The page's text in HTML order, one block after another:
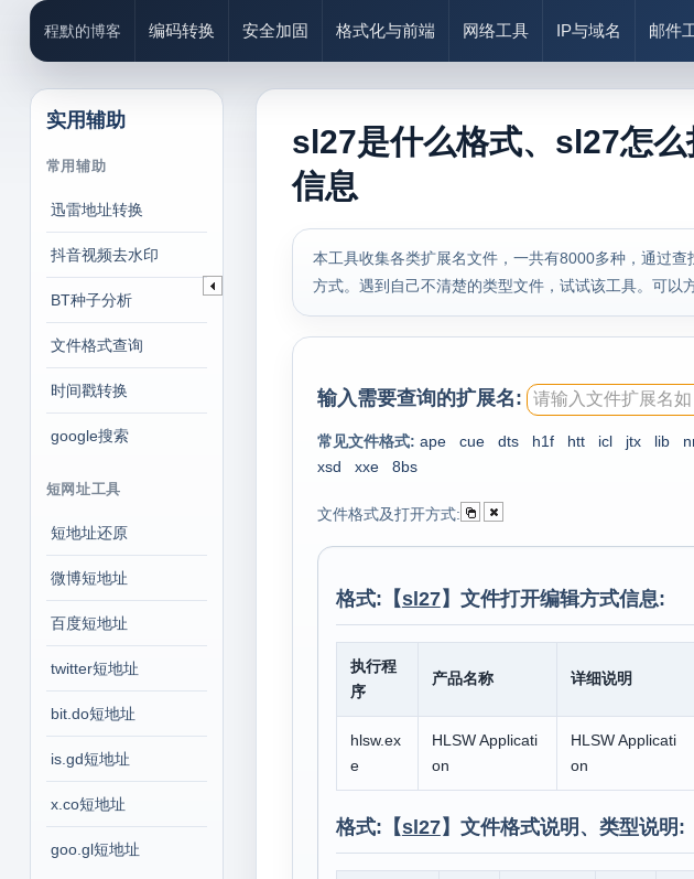
程默的博客 编码转换 安全加固 格式化与前端 网络工具 IP与域名 邮件
实用辅助
常用辅助
迅雷地址转换
抖音视频去水印
BT种子分析
文件格式查询
时间戳转换
google搜索
短网址工具
短地址还原
微博短地址
百度短地址
twitter短地址
bit.do短地址
is.gd短地址
x.co短地址
goo.gl短地址
sl27是什么格式、sl27怎
信息
本工具收集各类扩展名文件，一共有8000多种，通过
方式。遇到自己不清楚的类型文件，试试该工具。可以
输入需要查询的扩展名:
常见文件格式: ape cue dts h1f htt icl jtx lib
xsd
xxe 8bs
文件格式及打开方式:
格式:【sl27】文件打开编辑方式信息:
执行程
序
产品名称 详细说明
hlsw.ex
e
HLSW Applicati
on
HLSW Applicati
on
格式:【sl27】文件格式说明、类型说明: